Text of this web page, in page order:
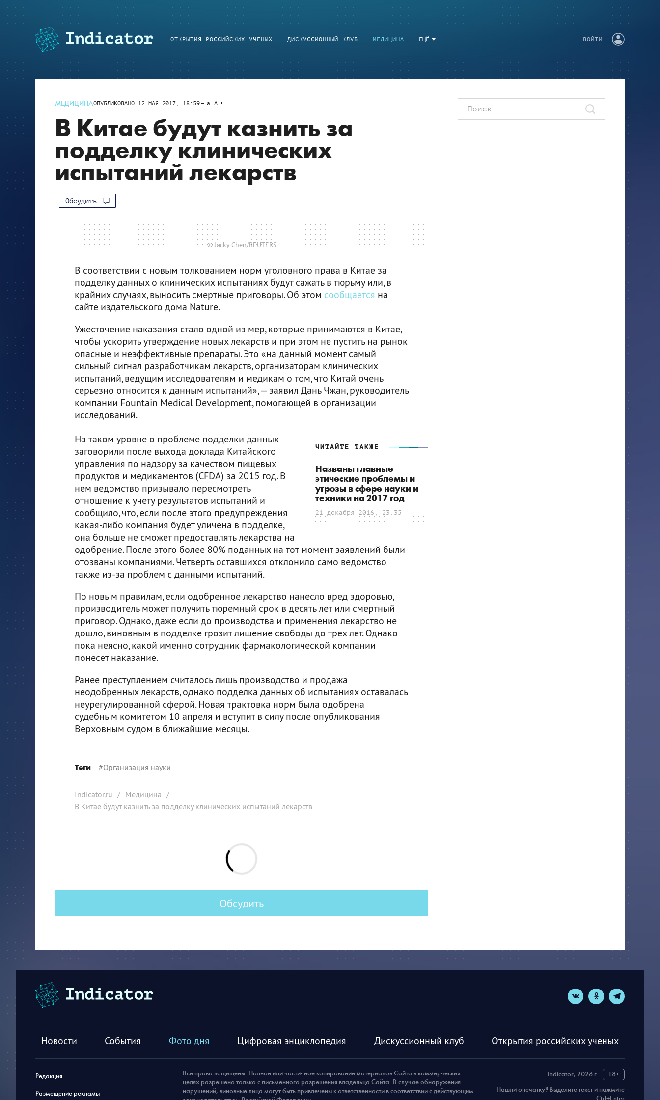
ЕЩЁ
ОТКРЫТИЯ РОССИЙСКИХ УЧЕНЫХ ДИСКУССИОННЫЙ КЛУБ МЕДИЦИНА ВОЙТИ
МЕДИЦИНАОПУБЛИКОВАНО 12 МАЯ 2017, 18:59 a A
В Китае будут казнить за
подделку клинических
испытаний лекарств
Обсудить
© Jacky Chen/REUTERS
В соответствии с новым толкованием норм уголовного права в Китае за
подделку данных о клинических испытаниях будут сажать в тюрьму или, в
крайних случаях, выносить смертные приговоры. Об этом сообщается на
сайте издательского дома Nature.
Ужесточение наказания стало одной из мер, которые принимаются в Китае,
чтобы ускорить утверждение новых лекарств и при этом не пустить на рынок
опасные и неэффективные препараты. Это «на данный момент самый
сильный сигнал разработчикам лекарств, организаторам клинических
испытаний, ведущим исследователям и медикам о том, что Китай очень
серьезно относится к данным испытаний», — заявил Дань Чжан, руководитель
компании Fountain Medical Development, помогающей в организации
исследований.
ЧИТАЙТЕ ТАКЖЕ
Названы главные
этические проблемы и
угрозы в сфере науки и
техники на 2017 год
21 декабря 2016, 23:35
На таком уровне о проблеме подделки данных
заговорили после выхода доклада Китайского
управления по надзору за качеством пищевых
продуктов и медикаментов (CFDA) за 2015 год. В
нем ведомство призывало пересмотреть
отношение к учету результатов испытаний и
сообщило, что, если после этого предупреждения
какая-либо компания будет уличена в подделке,
она больше не сможет предоставлять лекарства на
одобрение. После этого более 80% поданных на тот момент заявлений были
отозваны компаниями. Четверть оставшихся отклонило само ведомство
также из-за проблем с данными испытаний.
По новым правилам, если одобренное лекарство нанесло вред здоровью,
производитель может получить тюремный срок в десять лет или смертный
приговор. Однако, даже если до производства и применения лекарство не
дошло, виновным в подделке грозит лишение свободы до трех лет. Однако
пока неясно, какой именно сотрудник фармакологической компании
понесет наказание.
Ранее преступлением считалось лишь производство и продажа
неодобренных лекарств, однако подделка данных об испытаниях оставалась
неурегулированной сферой. Новая трактовка норм была одобрена
судебным комитетом 10 апреля и вступит в силу после опубликования
Верховным судом в ближайшие месяцы.
Теги #Организация науки
Indicator.ru / Медицина /
В Китае будут казнить за подделку клинических испытаний лекарств
Обсудить
Новости События Фото дня Цифровая энциклопедия Дискуссионный клуб Открытия российских ученых
Редакция
Размещение рекламы
Indicator, 2026 г.
18+
Нашли опечатку? Выделите текст и нажмите
Ctrl+Enter
Все права защищены. Полное или частичное копирование материалов Сайта в коммерческих
целях разрешено только с письменного разрешения владельца Сайта. В случае обнаружения
нарушений, виновные лица могут быть привлечены к ответственности в соответствии с действующим